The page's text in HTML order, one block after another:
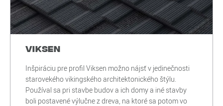
Viksen
Inšpiráciu pre profil Viksen možno nájsť v jedinečnosti
starovekého vikingského architektonického štýlu.
Používal sa pri stavbe budov a ich domy a iné stavby
boli postavené výlučne z dreva, na ktoré sa potom vo